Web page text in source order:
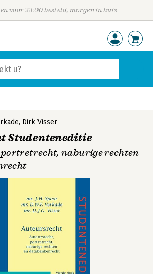
voor 23:00 besteld, morgen in huis
, Dirk Visser
Studenteneditie
naburige rechten